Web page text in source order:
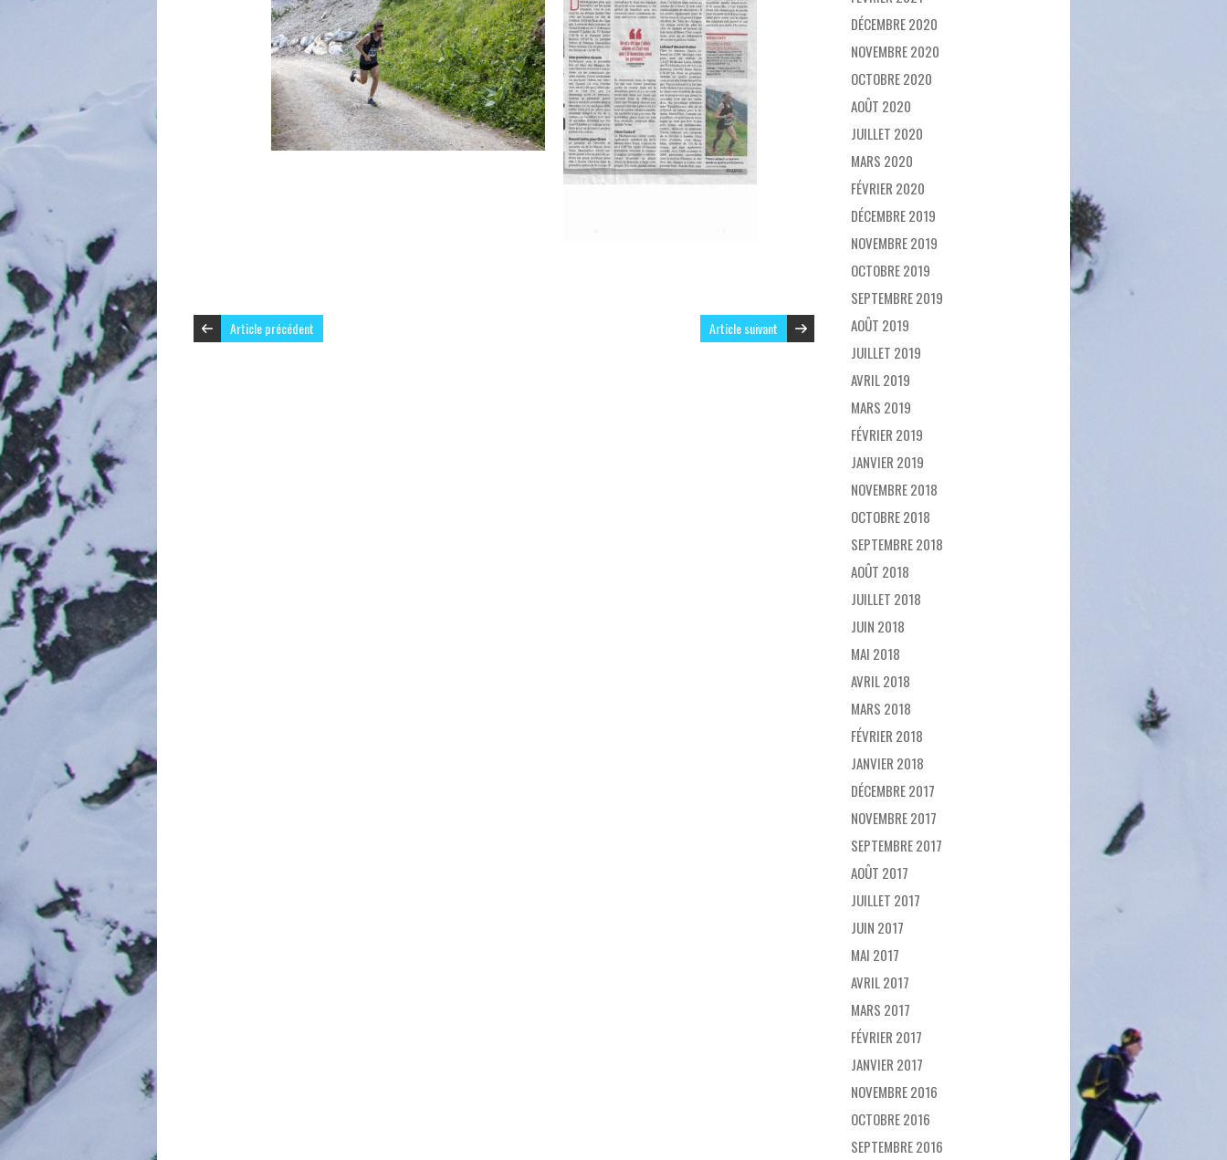
Article précédent Article suivant
DÉCEMBRE 2020
NOVEMBRE 2020
OCTOBRE 2020
AOÛT 2020
JUILLET 2020
MARS 2020
FÉVRIER 2020
DÉCEMBRE 2019
NOVEMBRE 2019
OCTOBRE 2019
SEPTEMBRE 2019
AOÛT 2019
JUILLET 2019
AVRIL 2019
MARS 2019
FÉVRIER 2019
JANVIER 2019
NOVEMBRE 2018
OCTOBRE 2018
SEPTEMBRE 2018
AOÛT 2018
JUILLET 2018
JUIN 2018
MAI 2018
AVRIL 2018
MARS 2018
FÉVRIER 2018
JANVIER 2018
DÉCEMBRE 2017
NOVEMBRE 2017
SEPTEMBRE 2017
AOÛT 2017
JUILLET 2017
JUIN 2017
MAI 2017
AVRIL 2017
MARS 2017
FÉVRIER 2017
JANVIER 2017
NOVEMBRE 2016
OCTOBRE 2016
SEPTEMBRE 2016